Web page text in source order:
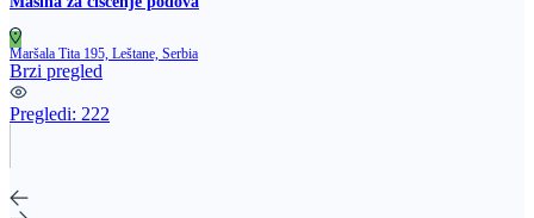
Maršala Tita 195, Leštane, Serbia
Brzi pregled
Pregledi: 222